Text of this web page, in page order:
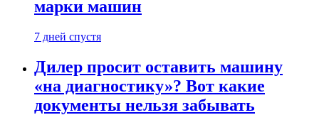
марки машин
7 дней спустя
Дилер просит оставить машину
«на диагностику»? Вот какие
документы нельзя забывать